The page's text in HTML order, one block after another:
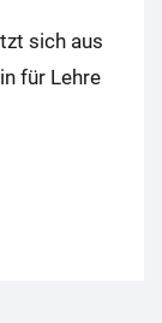
sich aus
für Lehre